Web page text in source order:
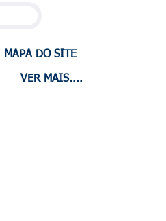
MAPA DO SITE
VER MAIS....